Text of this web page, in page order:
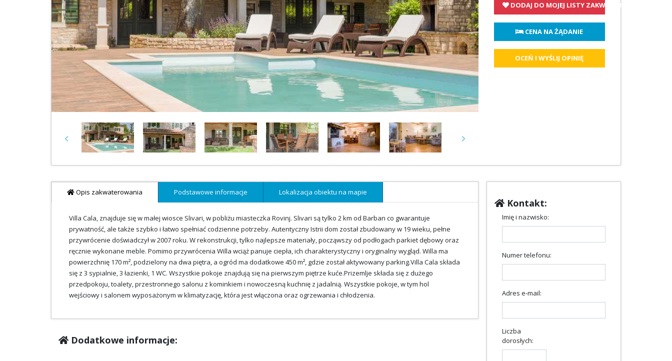
Previous Next
DODAJ DO MOJEJ LISTY ZAKWATEROWANIA
CENA NA ŻĄDANIE
OCEŃ I WYŚLIJ OPINIĘ
Opis zakwaterowania Podstawowe informacje Lokalizacja obiektu na mapie
Villa Cala, znajduje się w małej wiosce Slivari, w pobliżu miasteczka Rovinj. Slivari są tylko 2 km od Barban co gwarantuje
prywatność, ale także szybko i łatwo spełniać codzienne potrzeby. Autentyczny Istrii dom został zbudowany w 19 wieku, pełne
przywrócenie doświadczył w 2007 roku. W rekonstrukcji, tylko najlepsze materiały, począwszy od podłogach parkiet dębowy oraz
ręcznie wykonane meble. Pomimo przywrócenia Willa wciąż panuje ciepła, ich charakterystyczny i oryginalny wygląd. Willa ma
powierzchnię 170 m², podzielony na dwa piętra, a ogród ma dodatkowe 450 m², gdzie został aktywowany parking.Villa Cala składa
się z 3 sypialnie, 3 łazienki, 1 WC. Wszystkie pokoje znajdują się na pierwszym piętrze kuće.Prizemlje składa się z dużego
przedpokoju, toalety, przestronnego salonu z kominkiem i nowoczesną kuchnię z jadalnią. Wszystkie pokoje, w tym hol
wejściowy i salonem wyposażonym w klimatyzację, która jest włączona oraz ogrzewania i chłodzenia.
Dodatkowe informacje:
Kontakt:
Imię i nazwisko:
Numer telefonu:
Adres e-mail:
Liczba
dorosłych: